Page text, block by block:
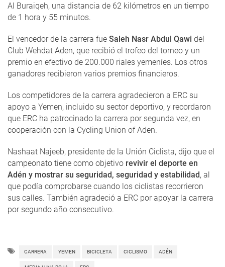
Al Buraiqeh, una distancia de 62 kilómetros en un tiempo
de 1 hora y 55 minutos.
El vencedor de la carrera fue Saleh Nasr Abdul Qawi del
Club Wehdat Aden, que recibió el trofeo del torneo y un
premio en efectivo de 200.000 riales yemeníes. Los otros
ganadores recibieron varios premios financieros.
Los competidores de la carrera agradecieron a ERC su
apoyo a Yemen, incluido su sector deportivo, y recordaron
que ERC ha patrocinado la carrera por segunda vez, en
cooperación con la Cycling Union of Aden.
Nashaat Najeeb, presidente de la Unión Ciclista, dijo que el
campeonato tiene como objetivo revivir el deporte en
Adén y mostrar su seguridad, seguridad y estabilidad, al
que podía comprobarse cuando los ciclistas recorrieron
sus calles. También agradeció a ERC por apoyar la carrera
por segundo año consecutivo.
CARRERA YEMEN BICICLETA CICLISMO ADÉN